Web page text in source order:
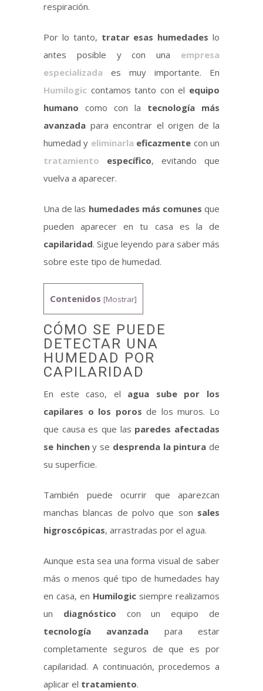
respiración.
Por lo tanto, tratar esas humedades lo
antes posible y con una empresa
especializada es muy importante. En
Humilogic contamos tanto con el equipo
humano como con la tecnología más
avanzada para encontrar el origen de la
humedad y eliminarla eficazmente con un
tratamiento específico, evitando que
vuelva a aparecer.
Una de las humedades más comunes que
pueden aparecer en tu casa es la de
capilaridad. Sigue leyendo para saber más
sobre este tipo de humedad.
Contenidos [Mostrar]
CÓMO SE PUEDE
DETECTAR UNA
HUMEDAD POR
CAPILARIDAD
En este caso, el agua sube por los
capilares o los poros de los muros. Lo
que causa es que las paredes afectadas
se hincheny se desprenda la pintura de
su superficie.
También puede ocurrir que aparezcan
manchas blancas de polvo que son sales
higroscópicas, arrastradas por el agua.
Aunque esta sea una forma visual de saber
más o menos qué tipo de humedades hay
en casa, en Humilogic siempre realizamos
un diagnóstico con un equipo de
tecnología avanzada para estar
completamente seguros de que es por
capilaridad. A continuación, procedemos a
aplicar el tratamiento.